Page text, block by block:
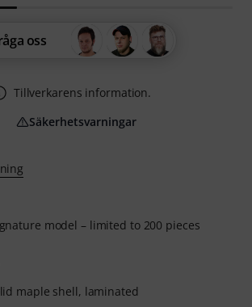
model – limited to 200 pieces
maple shell, laminated
oss
Tillverkarens information.
Säkerhetsvarningar